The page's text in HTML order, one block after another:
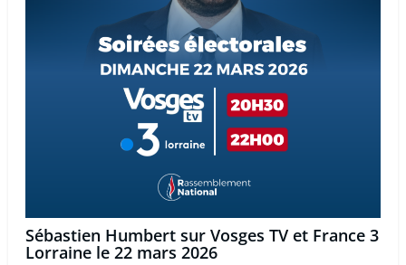
Sébastien Humbert sur Vosges TV et France 3
Lorraine le 22 mars 2026